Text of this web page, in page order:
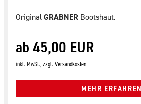
OriginalGRABNER Bootshaut.
ab 45,00 EUR
inkl. MwSt.,zzgl. Versandkosten
MEHR ERFAHREN